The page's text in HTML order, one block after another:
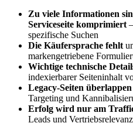
Zu viele Informationen
Serviceseite komprimiert
spezifische Suchen
Die Käufersprache fehlt
markengetriebene
Wichtige technische
indexierbarer Seiteninhalt
Legacy-Seiten überlappen
Targeting und
Erfolg wird nur am Traffic
Leads und Vertriebsrelevanz